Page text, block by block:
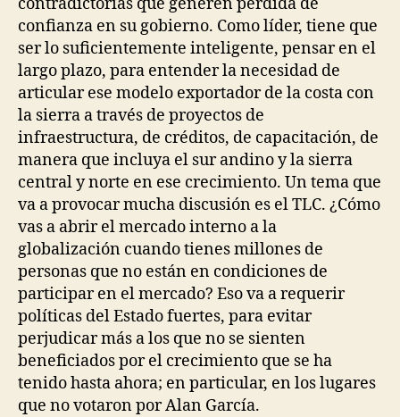
confianza en su gobierno. Como líder, tiene que
ser lo suficientemente inteligente, pensar en el
largo plazo, para entender la necesidad de
articular ese modelo exportador de la costa con
la sierra a través de proyectos de
infraestructura, de créditos, de capacitación, de
manera que incluya el sur andino y la sierra
central y norte en ese crecimiento. Un tema que
va a provocar mucha discusión es el TLC. ¿Cómo
vas a abrir el mercado interno a la
globalización cuando tienes millones de
personas que no están en condiciones de
participar en el mercado? Eso va a requerir
políticas del Estado fuertes, para evitar
perjudicar más a los que no se sienten
beneficiados por el crecimiento que se ha
tenido hasta ahora; en particular, en los lugares
que no votaron por Alan García.